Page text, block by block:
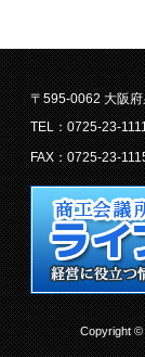
〒595-0062 大阪
TEL：0725-23-
FAX：0725-23-
Copyright ©